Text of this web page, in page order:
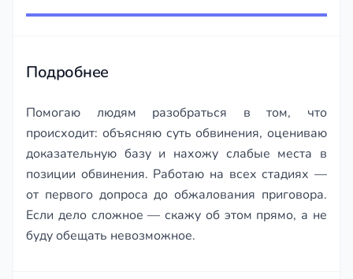
1
Подробнее
Помогаю людям разобраться в том, что
происходит: объясняю суть обвинения, оцениваю
доказательную базу и нахожу слабые места в
позиции обвинения. Работаю на всех стадиях —
от первого допроса до обжалования приговора.
Если дело сложное — скажу об этом прямо, а не
буду обещать невозможное.